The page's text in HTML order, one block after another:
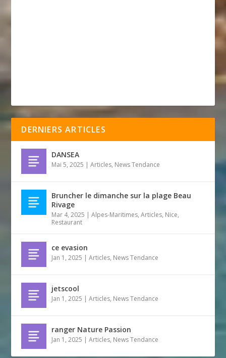
DERNIERS ARTICLES
DANSEA
Mai 5, 2025 |Articles, News Tendance
Bruncher le dimanche sur la plage Beau
Rivage
Mar 4, 2025 |Alpes-Maritimes,Articles, Nice,
Restaurant
ce evasion
Jan 1, 2025 |Articles, News Tendance
jetscool
Jan 1, 2025 |Articles, News Tendance
ranger Nature Passion
Jan 1, 2025 |Articles, News Tendance